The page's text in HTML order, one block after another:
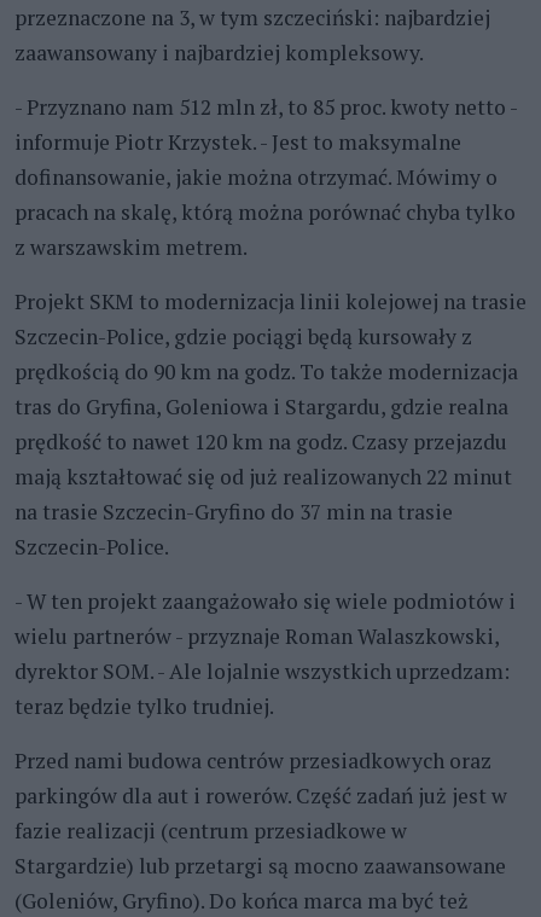
przeznaczone na 3, w tym szczeciński: najbardziej
zaawansowany i najbardziej kompleksowy.
- Przyznano nam 512 mln zł, to 85 proc. kwoty netto -
informuje Piotr Krzystek. - Jest to maksymalne
dofinansowanie, jakie można otrzymać. Mówimy o
pracach na skalę, którą można porównać chyba tylko
z warszawskim metrem.
Projekt SKM to modernizacja linii kolejowej na trasie
Szczecin-Police, gdzie pociągi będą kursowały z
prędkością do 90 km na godz. To także modernizacja
tras do Gryfina, Goleniowa i Stargardu, gdzie realna
prędkość to nawet 120 km na godz. Czasy przejazdu
mają kształtować się od już realizowanych 22 minut
na trasie Szczecin-Gryfino do 37 min na trasie
Szczecin-Police.
- W ten projekt zaangażowało się wiele podmiotów i
wielu partnerów - przyznaje Roman Walaszkowski,
dyrektor SOM. - Ale lojalnie wszystkich uprzedzam:
teraz będzie tylko trudniej.
Przed nami budowa centrów przesiadkowych oraz
parkingów dla aut i rowerów. Część zadań już jest w
fazie realizacji (centrum przesiadkowe w
Stargardzie) lub przetargi są mocno zaawansowane
(Goleniów, Gryfino). Do końca marca ma być też